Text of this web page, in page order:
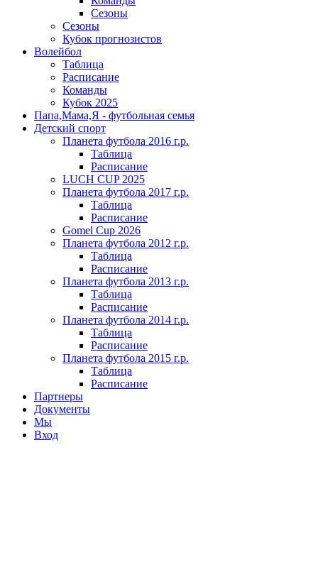
Сезоны
Сезоны
Кубок прогнозистов
Волейбол
Таблица
Расписание
Команды
Кубок 2025
Папа,Мама,Я - футбольная семья
Детский спорт
Планета футбола 2016 г.р.
Таблица
Расписание
LUCH CUP 2025
Планета футбола 2017 г.р.
Таблица
Расписание
Gomel Cup 2026
Планета футбола 2012 г.р.
Таблица
Расписание
Планета футбола 2013 г.р.
Таблица
Расписание
Планета футбола 2014 г.р.
Таблица
Расписание
Планета футбола 2015 г.р.
Таблица
Расписание
Партнеры
Документы
Мы
Вход